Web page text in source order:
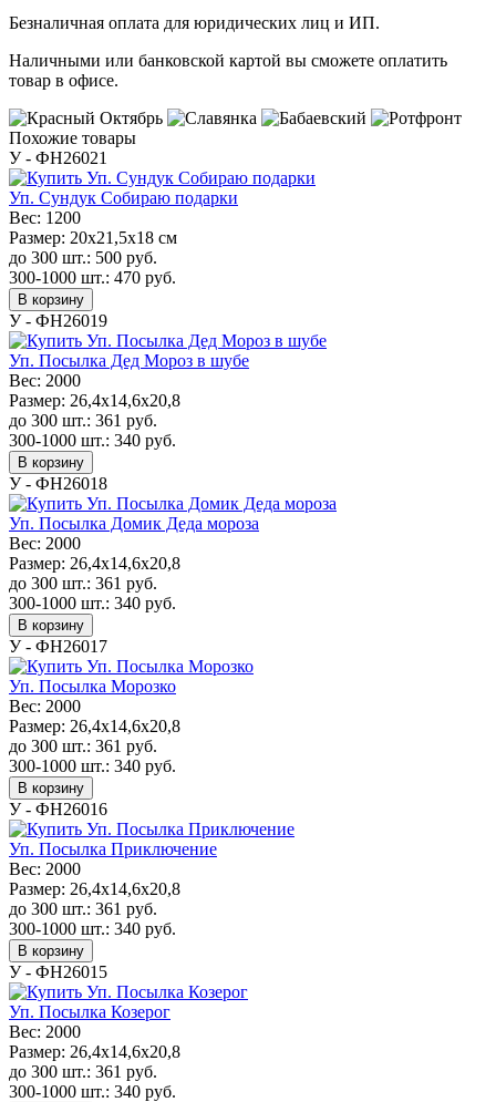
Безналичная оплата для юридических лиц и ИП.
Наличными или банковской картой вы сможете оплатить
товар в офисе.
Похожие товары
У - ФН26021
Уп. Сундук Собираю подарки
Вес: 1200
Размер: 20x21,5x18 см
до 300 шт.: 500 руб.
300-1000 шт.: 470 руб.
В корзину
У - ФН26019
Уп. Посылка Дед Мороз в шубе
Вес: 2000
Размер: 26,4x14,6x20,8
до 300 шт.: 361 руб.
300-1000 шт.: 340 руб.
В корзину
У - ФН26018
Уп. Посылка Домик Деда мороза
Вес: 2000
Размер: 26,4x14,6x20,8
до 300 шт.: 361 руб.
300-1000 шт.: 340 руб.
В корзину
У - ФН26017
Уп. Посылка Морозко
Вес: 2000
Размер: 26,4x14,6x20,8
до 300 шт.: 361 руб.
300-1000 шт.: 340 руб.
В корзину
У - ФН26016
Уп. Посылка Приключение
Вес: 2000
Размер: 26,4x14,6x20,8
до 300 шт.: 361 руб.
300-1000 шт.: 340 руб.
В корзину
У - ФН26015
Уп. Посылка Козерог
Вес: 2000
Размер: 26,4x14,6x20,8
до 300 шт.: 361 руб.
300-1000 шт.: 340 руб.